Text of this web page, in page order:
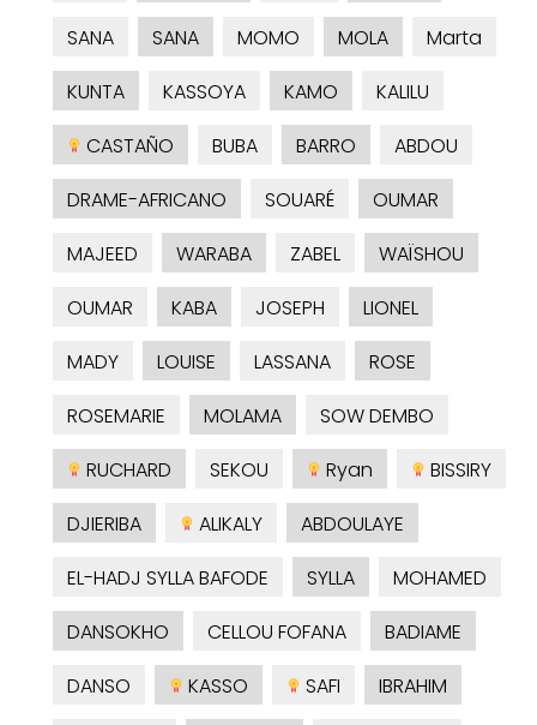
SANA
SANA MOMO MOLA
Marta
KUNTA
KASSOYA KAMO
KALILU
CASTAÑO
BUBA BARRO
ABDOU
DRAME-AFRICANO
SOUARÉ
OUMAR
MAJEED
WARABA ZABEL
WAÏSHOU
OUMAR
KABA JOSEPH
LIONEL
MADY
LOUISE LASSANA
ROSE
ROSEMARIE
MOLAMA
SOW DEMBO
RUCHARD
SEKOU Ryan
BISSIRY
DJIERIBA
ALIKALY
ABDOULAYE
EL-HADJ SYLLA BAFODE
SYLLA
MOHAMED
DANSOKHO
CELLOU FOFANA
BADIAME
DANSO
KASSO SAFI
IBRAHIM